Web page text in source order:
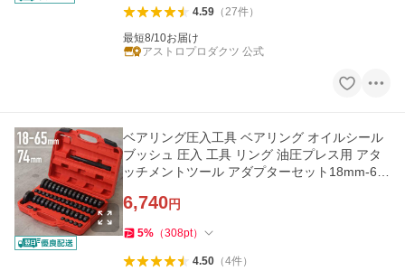
4.59（27件）
最短8/10お届け
アストロプロダクツ 公式
ベアリング圧入工具 ベアリング オイルシール
ブッシュ 圧入 工具 リング 油圧プレス用 アタ
ッチメントツール アダプターセット18mm-65
6,740円
5% （308pt）
4.50（4件）